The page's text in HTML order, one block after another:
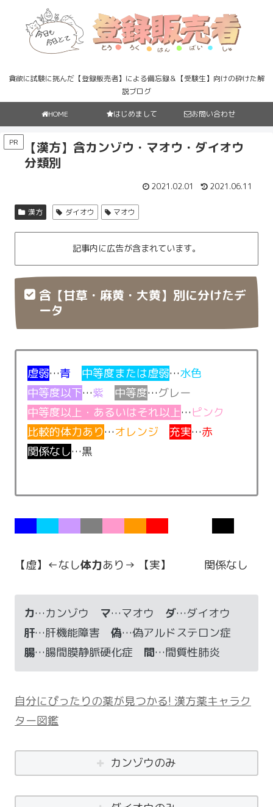
貪欲に試験に挑んだ【登録販売者】による備忘録＆【受験生】向けの砕けた解
説ブログ
HOME はじめまして お問い合わせ
PR
【漢方】含カンゾウ・マオウ・ダイオウ
分類別
2021.02.01 2021.06.11
漢方 ダイオウ マオウ
記事内に広告が含まれています。
含【甘草・麻黄・大黄】別に分けたデ
ータ
虚弱…青 中等度または虚弱…水色
中等度以下…紫 中等度…グレー
中等度以上・あるいはそれ以上…ピンク
比較的体力あり…オレンジ 充実…赤
関係なし…黒
【虚】←なし体力あり→ 【実】 関係なし
カ…カンゾウ マ…マオウ ダ…ダイオウ
肝…肝機能障害 偽…偽アルドステロン症
腸…腸間膜静脈硬化症 間…間質性肺炎
自分にぴったりの薬が見つかる! 漢方薬キャラク
ター図鑑
カンゾウのみ